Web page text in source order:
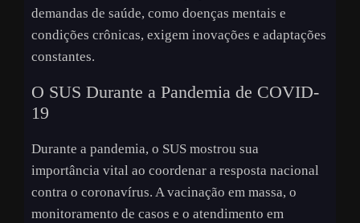
demandas de saúde, como doenças mentais e
condições crônicas, exigem inovações e adaptações
constantes.
O SUS Durante a Pandemia de COVID-
19
Durante a pandemia, o SUS mostrou sua
importância vital ao coordenar a resposta nacional
contra o coronavírus. A vacinação em massa, o
monitoramento de casos e o atendimento em